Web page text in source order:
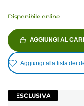
Disponibile online
AGGIUNGI AL
Aggiungi alla lista dei
ESCLUSIVA